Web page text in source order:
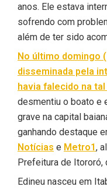
anos. Ele estava
sofrendo com
além de ter sido
No último domingo
disseminada pela
havia falecido na
desmentiu o boato e
grave na capital
ganhando destaque
Notícias e Metro1,
Prefeitura de Itororó,
Edineu nasceu em